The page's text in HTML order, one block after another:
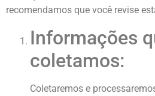
recomendamos que você revise
Informações
coletamos:
Coletaremos e